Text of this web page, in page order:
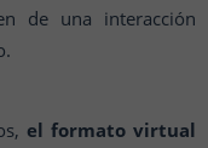
de una interacción
el formato virtual